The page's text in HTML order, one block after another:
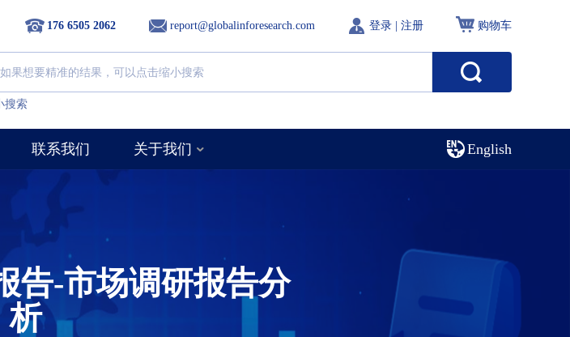
176 6505 2062 report@globalinforesearch.com 登录 注册 购物车
搜索
联系我们 关于我们 English
告-市场调研报告分
析